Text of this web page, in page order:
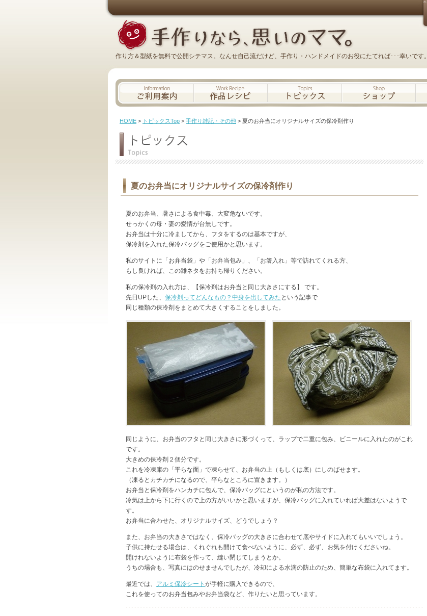
作り方＆型紙を無料で公開シテマス。なんせ自己流だけど、手作り・ハンドメイドのお役にたてれば･･･幸いです。
HOME > トピックスTop > 手作り雑記・その他 > 夏のお弁当にオリジナルサイズの保冷剤作り
夏のお弁当にオリジナルサイズの保冷剤作り
夏のお弁当、暑さによる食中毒、大変危ないです。
せっかくの母・妻の愛情が台無しです。
お弁当は十分に冷ましてから、フタをするのは基本ですが、
保冷剤を入れた保冷バッグをご使用かと思います。
私のサイトに「お弁当袋」や「お弁当包み」、「お箸入れ」等で訪れてくれる方、
もし良ければ、この雑ネタをお持ち帰りください。
私の保冷剤の入れ方は、【保冷剤はお弁当と同じ大きさにする】 です。
先日UPした、 保冷剤ってどんなもの？中身を出してみた という記事で
同じ種類の保冷剤をまとめて大きくすることをしました。
同じように、お弁当のフタと同じ大きさに形づくって、ラップで二重に包み、ビニールに入れたのがこれ
です。
大きめの保冷剤２個分です。
これを冷凍庫の「平らな面」で凍らせて、お弁当の上（もしくは底）にしのばせます。
（凍るとカチカチになるので、平らなところに置きます。）
お弁当と保冷剤をハンカチに包んで、保冷バッグにというのが私の方法です。
冷気は上から下に行くので上の方がいいかと思いますが、保冷バッグに入れていれば大差はないようで
す。
お弁当に合わせた、オリジナルサイズ、どうでしょう？
また、お弁当の大きさではなく、保冷バッグの大きさに合わせて底やサイドに入れてもいいでしょう。
子供に持たせる場合は、くれぐれも開けて食べないように、必ず、必ず、お気を付けくださいね。
開けれないように布袋を作って、縫い閉じてしまうとか。
うちの場合も、写真にはのせませんでしたが、冷却による水滴の防止のため、簡単な布袋に入れてます。
最近では、 アルミ保冷シート が手軽に購入できるので、
これを使ってのお弁当包みやお弁当袋など、作りたいと思っています。